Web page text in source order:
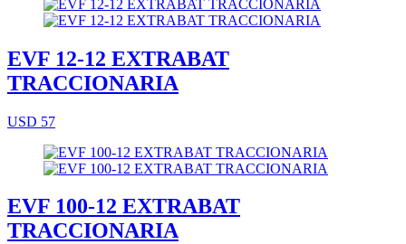
EVF 12-12 EXTRABAT
TRACCIONARIA
USD 57
EVF 100-12 EXTRABAT
TRACCIONARIA